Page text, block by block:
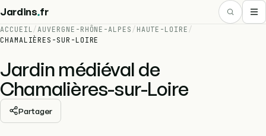
Jardins.fr
ACCUEIL/AUVERGNE-RHÔNE-ALPES / HAUTE-LOIRE /
CHAMALIÈRES-SUR-LOIRE
Jardin médiéval de
Chamalières-sur-Loire
Partager